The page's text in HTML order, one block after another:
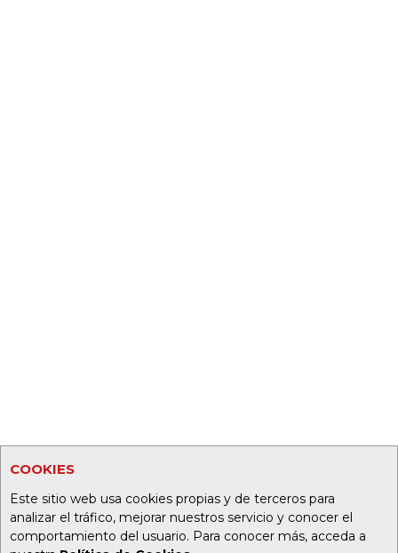
COOKIES
Este sitio web usa cookies propias y de terceros para
analizar el tráfico, mejorar nuestros servicio y conocer el
comportamiento del usuario. Para conocer más, acceda a